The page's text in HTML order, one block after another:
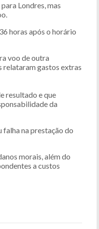
Londres, mas
horas após o horário
voo de outra
relataram gastos extras
resultado e que
da
na prestação do
morais, além do
a custos